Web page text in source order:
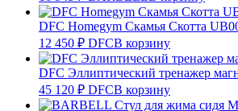
DFC Homegym Скамья Скотта
12 450 ₽ DFCВ корзину
DFC Эллиптический тренажер
45 120 ₽ DFCВ корзину